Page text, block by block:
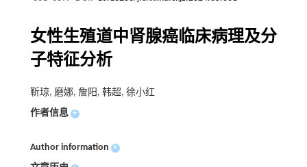
女性生殖道中肾腺癌临床病理及分
子特征分析
靳琼, 磨娜, 詹阳, 韩超, 徐小红
作者信息 +
Author information +